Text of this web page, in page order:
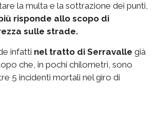
la multa e la sottrazione dei punti,
risponde allo scopo di
sulle strade.
infatti nel tratto di Serravalle già
che, in pochi chilometri, sono
5 incidenti mortali nel giro di